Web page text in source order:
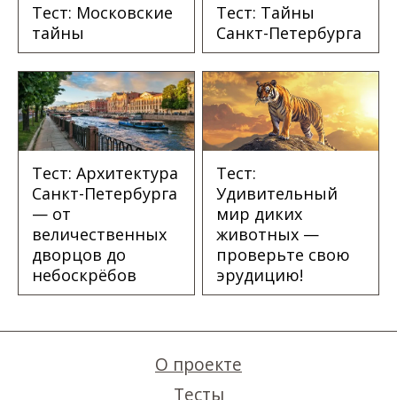
Тест: Московские
тайны
Тест: Тайны
Санкт-Петербурга
Тест: Архитектура
Санкт-Петербурга
— от
величественных
дворцов до
небоскрёбов
Тест:
Удивительный
мир диких
животных —
проверьте свою
эрудицию!
О проекте
Тесты